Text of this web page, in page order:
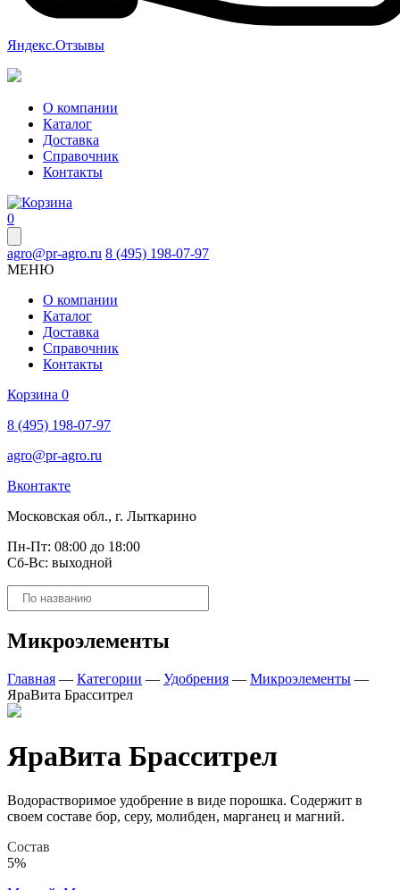
Яндекс.Отзывы
О компании
Каталог
Доставка
Справочник
Контакты
0
agro@pr-agro.ru 8 (495) 198-07-97
МЕНЮ
О компании
Каталог
Доставка
Справочник
Контакты
Корзина 0
8 (495) 198-07-97
agro@pr-agro.ru
Вконтакте
Московская обл., г. Лыткарино
Пн-Пт: 08:00 до 18:00
Сб-Вс: выходной
Поиск
товаров
Микроэлементы
Главная — Категории — Удобрения — Микроэлементы —
ЯраВита Брасситрел
ЯраВита Брасситрел
Водорастворимое удобрение в виде порошка. Содержит в
своем составе бор, серу, молибден, марганец и магний.
Состав
5%